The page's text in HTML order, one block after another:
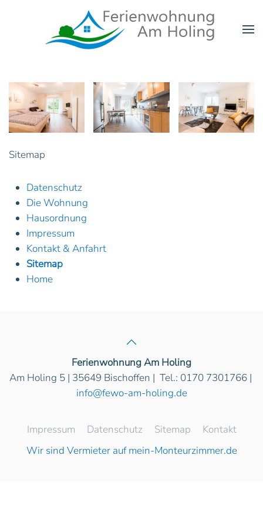
Zum Hauptinhalt springen
Sitemap
Datenschutz
Die Wohnung
Hausordnung
Impressum
Kontakt & Anfahrt
Sitemap
Home
Ferienwohnung Am Holing
Am Holing 5 | 35649 Bischoffen | Tel.: 0170 7301766 |
info@fewo-am-holing.de
Impressum Datenschutz Sitemap
Kontakt
Wir sind Vermieter auf mein-Monteurzimmer.de